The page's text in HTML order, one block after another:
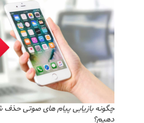
چگونه بازیابی پیام‌ های صوتی حذف‌
دهیم؟